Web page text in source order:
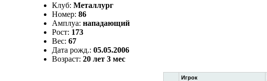
Клуб: Металлург
Номер: 86
Амплуа: нападающий
Рост: 173
Вес: 67
Дата рожд.: 05.05.2006
Возраст: 20 лет 3 мес
Игрок